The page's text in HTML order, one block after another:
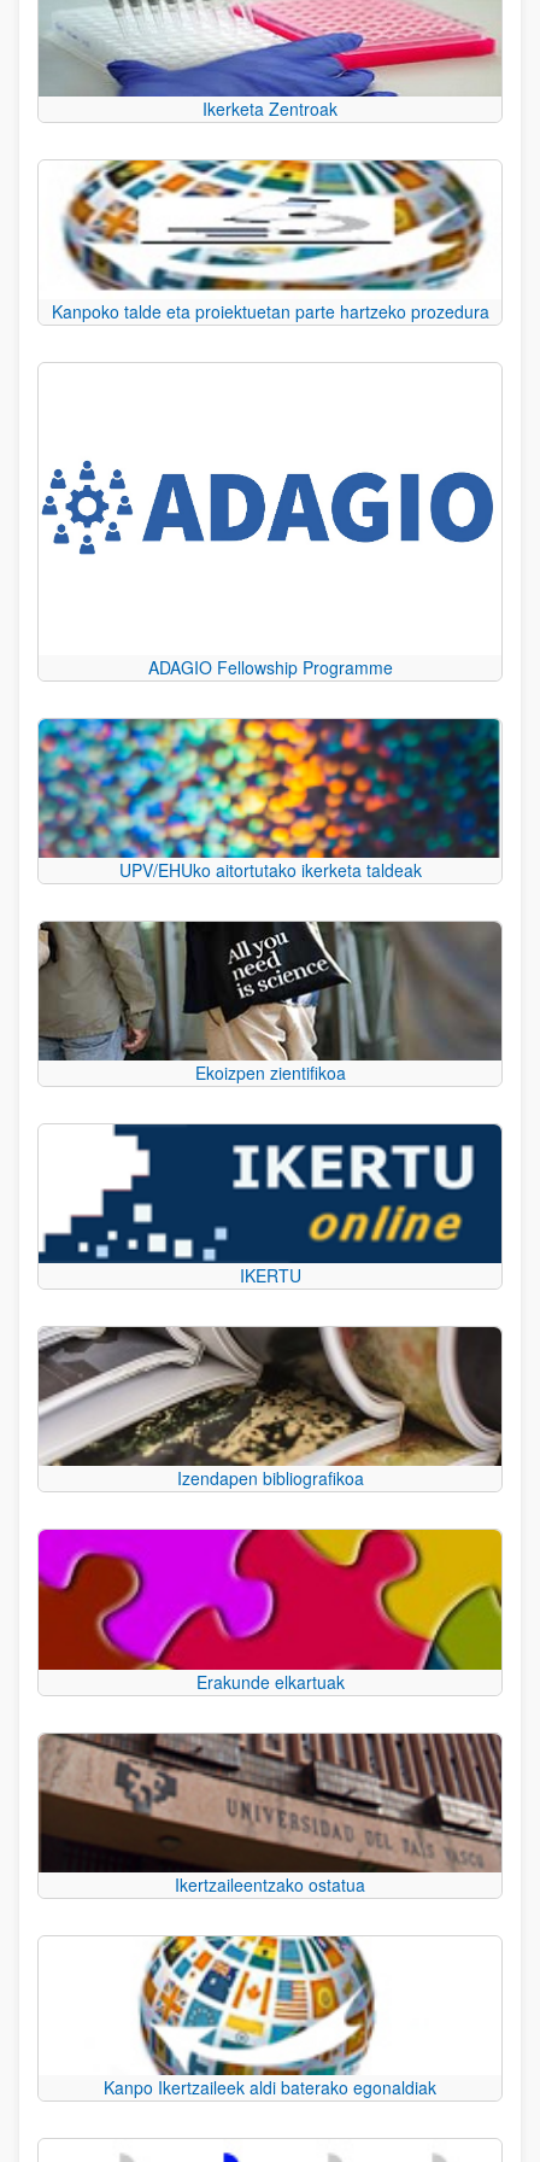
Ikerketa Zentroak
Kanpoko talde eta proiektuetan parte hartzeko prozedura
ADAGIO Fellowship Programme
UPV/EHUko aitortutako ikerketa taldeak
Ekoizpen zientifikoa
IKERTU
Izendapen bibliografikoa
Erakunde elkartuak
Ikertzaileentzako ostatua
Kanpo Ikertzaileek aldi baterako egonaldiak